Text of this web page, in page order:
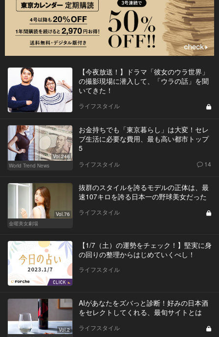
【今夜放送！】ドラマ「彼女のウラ世界」
の撮影現場に潜入して、「ウラの話」を聞
いてきた！
ライフスタイル
Vol.246
World Trend News
お金持ちでも「東京暮らし」は大変！セレ
ブ生活に必要な費用、最も高い都市トップ
5
ライフスタイル 14
Vol.76
金曜美女劇場
抜群のスタイルを誇るモデルの正体は、最
速107キロを誇る日本一の野球美女だった
ライフスタイル
【1/7（土）の運勢をチェック！】堅実に身
の回りの整理からはじめていくべし！
ライフスタイル
Vol.2
AIがあなたをズバっと診断！好みの日本酒
をセレクトしてくれる、最旬サイトとは
ライフスタイル